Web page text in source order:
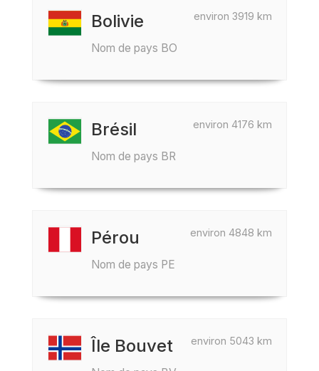
environ 3919 km
Bolivie
Nom de pays BO
environ 4176 km
Brésil
Nom de pays BR
environ 4848 km
Pérou
Nom de pays PE
environ 5043 km
Île Bouvet